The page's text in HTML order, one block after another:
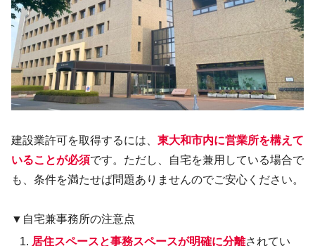
建設業許可を取得するには、 東大和市内に営業所を構えて
いることが必須です。ただし、自宅を兼用している場合で
も、条件を満たせば問題ありませんのでご安心ください。
▼自宅兼事務所の注意点
居住スペースと事務スペースが明確に分離されてい